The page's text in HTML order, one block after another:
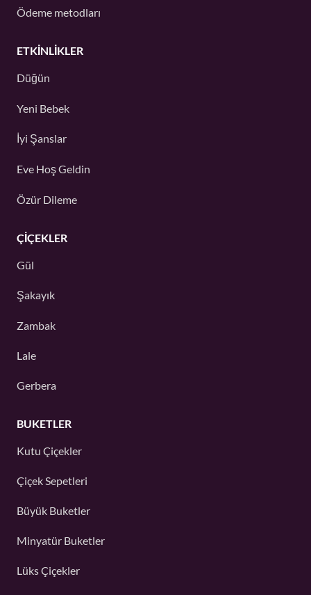
Ödeme metodları
ETKINLIKLER
Düğün
Yeni Bebek
İyi Şanslar
Eve Hoş Geldin
Özür Dileme
ÇIÇEKLER
Gül
Şakayık
Zambak
Lale
Gerbera
BUKETLER
Kutu Çiçekler
Çiçek Sepetleri
Büyük Buketler
Minyatür Buketler
Lüks Çiçekler